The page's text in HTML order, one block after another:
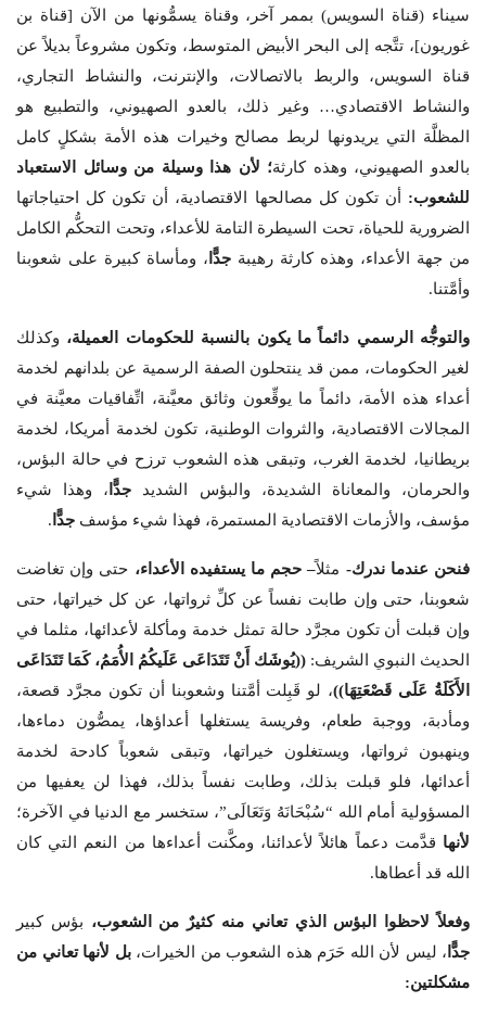
سيناء (قناة السويس) بممر آخر، وقناة يسمُّونها من الآن [قناة بن
غوريون]، تتَّجه إلى البحر الأبيض المتوسط، وتكون مشروعاً بديلاً عن
قناة السويس، والربط بالاتصالات، والإنترنت، والنشاط التجاري،
والنشاط الاقتصادي… وغير ذلك، بالعدو الصهيوني، والتطبيع هو
المظلَّة التي يريدونها لربط مصالح وخيرات هذه الأمة بشكلٍ كامل
بالعدو الصهيوني، وهذه كارثة؛ لأن هذا وسيلة من وسائل الاستعباد
للشعوب:
أن تكون كل مصالحها الاقتصادية، أن تكون كل احتياجاتها
الضرورية للحياة، تحت السيطرة التامة للأعداء، وتحت التحكُّم الكامل
من جهة الأعداء، وهذه كارثة رهيبة جدًّا ، ومأساة كبيرة على شعوبنا
وأمَّتنا.
والتوجُّه الرسمي دائماً ما يكون بالنسبة للحكومات العميلة، وكذلك
لغير الحكومات، ممن قد ينتحلون الصفة الرسمية عن بلدانهم لخدمة
أعداء هذه الأمة، دائماً ما يوقِّعون وثائق معيَّنة، اتِّفاقيات معيَّنة في
المجالات الاقتصادية، والثروات الوطنية، تكون لخدمة أمريكا، لخدمة
بريطانيا، لخدمة الغرب، وتبقى هذه الشعوب ترزح في حالة البؤس،
والحرمان، والمعاناة الشديدة، والبؤس الشديد جدًّا ، وهذا شيء
مؤسف، والأزمات الاقتصادية المستمرة، فهذا شيء مؤسف جدًّا .
فنحن عندما ندرك- مثلاً– حجم ما يستفيده الأعداء، حتى وإن تغاضت
شعوبنا، حتى وإن طابت نفساً عن كلِّ ثرواتها، عن كل خيراتها، حتى
وإن قبلت أن تكون مجرَّد حالة تمثل خدمة ومأكلة لأعدائها، مثلما في
الحديث النبوي الشريف: ((يُوشَك أَنْ تَتَدَاعَى عَلَيكُمُ الأُمَمُ، كَمَا تَتَدَاعَى
الأَكَلَةُ عَلَى قَصْعَتِهَا))، لو قَبِلت أمَّتنا وشعوبنا أن تكون مجرَّد قصعة،
ومأدبة، ووجبة طعام، وفريسة يستغلها أعداؤها، يمصُّون دماءها،
وينهبون ثرواتها، ويستغلون خيراتها، وتبقى شعوباً كادحة لخدمة
أعدائها، فلو قبلت بذلك، وطابت نفساً بذلك، فهذا لن يعفيها من
المسؤولية أمام الله “سُبْحَانَهُ وَتَعَالَى”، ستخسر مع الدنيا في الآخرة؛
لأنها قدَّمت دعماً هائلاً لأعدائنا، ومكَّنت أعداءها من النعم التي كان
الله قد أعطاها.
وفعلاً لاحظوا البؤس الذي تعاني منه كثيرٌ من الشعوب، بؤس كبير
جدًّا ، ليس لأن الله حَرَم هذه الشعوب من الخيرات،بل لأنها تعاني من
مشكلتين: